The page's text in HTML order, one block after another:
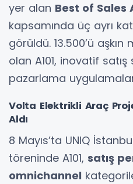
yer alan Best of Sales
kapsamında üç ayrı
görüldü. 13.500’ü
olan A101, inovatif
pazarlama
Volta Elektrikli Araç
Aldı
8 Mayıs’ta UNIQ
töreninde A101, satış
omnichannel